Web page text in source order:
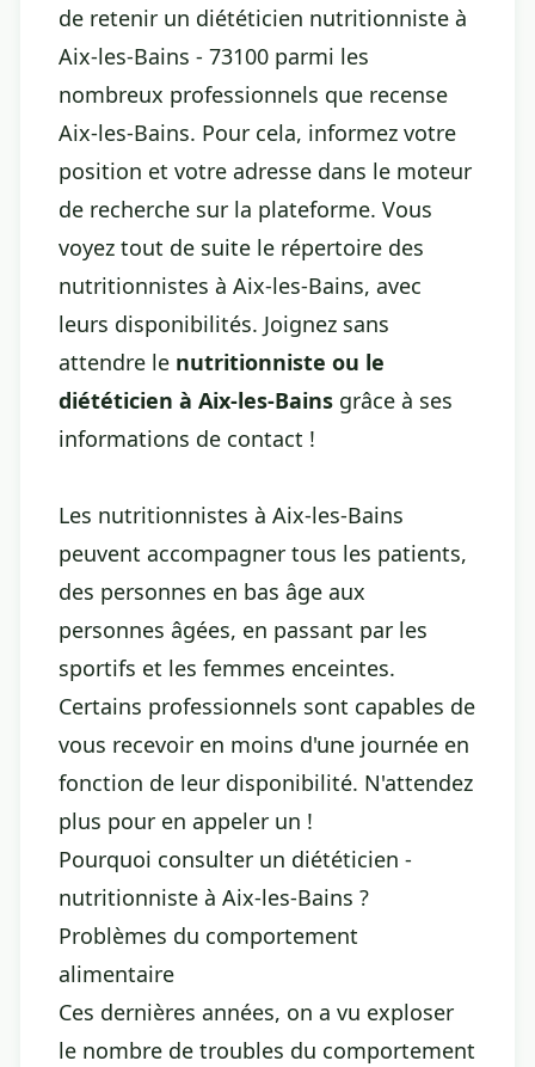
de retenir un diététicien nutritionniste à
Aix-les-Bains - 73100 parmi les
nombreux professionnels que recense
Aix-les-Bains. Pour cela, informez votre
position et votre adresse dans le moteur
de recherche sur la plateforme. Vous
voyez tout de suite le répertoire des
nutritionnistes à Aix-les-Bains, avec
leurs disponibilités. Joignez sans
attendre le nutritionniste ou le
diététicien à Aix-les-Bains grâce à ses
informations de contact !
Les nutritionnistes à Aix-les-Bains
peuvent accompagner tous les patients,
des personnes en bas âge aux
personnes âgées, en passant par les
sportifs et les femmes enceintes.
Certains professionnels sont capables de
vous recevoir en moins d'une journée en
fonction de leur disponibilité. N'attendez
plus pour en appeler un !
Pourquoi consulter un diététicien -
nutritionniste à Aix-les-Bains ?
Problèmes du comportement
alimentaire
Ces dernières années, on a vu exploser
le nombre de troubles du comportement